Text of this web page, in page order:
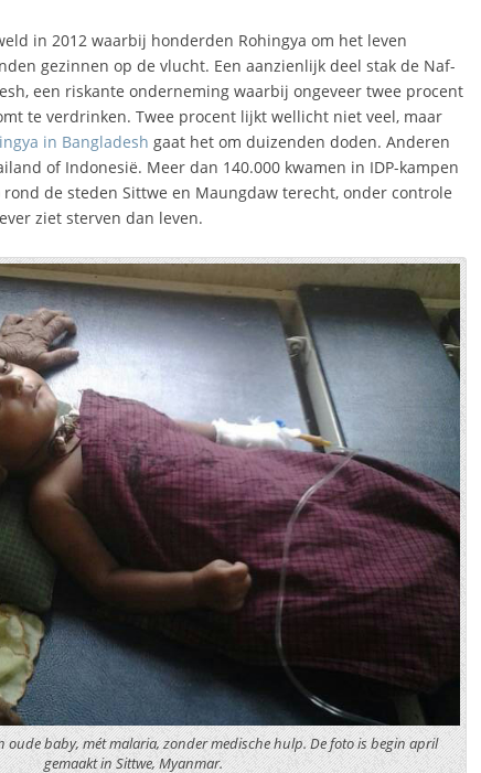
in 2012 waarbij honderden Rohingya om het leven
gezinnen op de vlucht. Een aanzienlijk deel stak de Naf-
een riskante onderneming waarbij ongeveer twee procent
te verdrinken. Twee procent lijkt wellicht niet veel, maar
in Bangladesh gaat het om duizenden doden. Anderen
of Indonesië. Meer dan 140.000 kwamen in IDP-kampen
rond de steden Sittwe en Maungdaw terecht, onder controle
ziet sterven dan leven.
oude baby, mét malaria, zonder medische hulp. De foto is begin april
gemaakt in Sittwe, Myanmar.